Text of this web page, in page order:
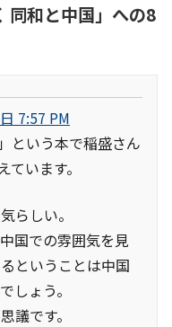
同和と中国」への8
7:57 PM
という本で稲盛さん
います。
らしい。
国での雰囲気を見
ということは中国
しょう。
議です。